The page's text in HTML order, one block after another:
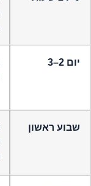
יום 2–3
שבוע ראשון